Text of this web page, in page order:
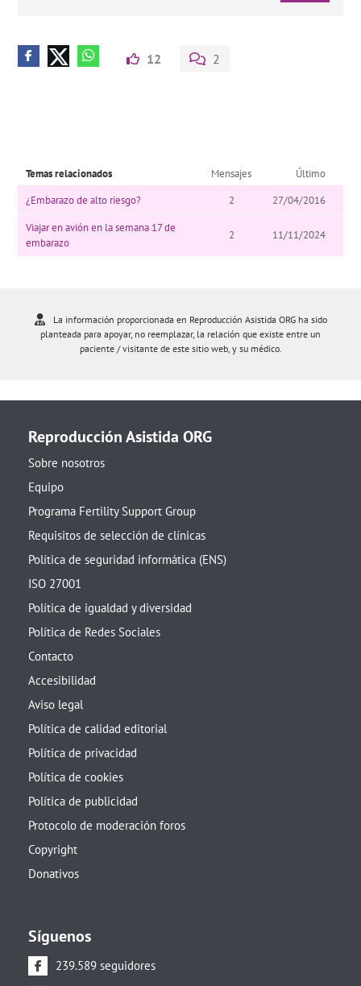
12 2
Temas relacionados Mensajes
Último
¿Embarazo de alto riesgo?
2
27/04/2016
Viajar en avión en la semana 17 de
embarazo
2 11/11/2024
La información proporcionada en Reproducción Asistida ORG ha sido
planteada para apoyar, no reemplazar, la relación que existe entre un
paciente / visitante de este sitio web, y su médico.
Reproducción Asistida ORG
Sobre nosotros
Equipo
Programa Fertility Support Group
Requisitos de selección de clínicas
Política de seguridad informática (ENS)
ISO 27001
Política de igualdad y diversidad
Política de Redes Sociales
Contacto
Accesibilidad
Aviso legal
Política de calidad editorial
Política de privacidad
Política de cookies
Política de publicidad
Protocolo de moderación foros
Copyright
Donativos
Síguenos
239.589 seguidores